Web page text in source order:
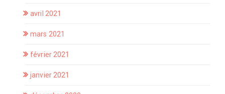
avril 2021
mars 2021
février 2021
janvier 2021